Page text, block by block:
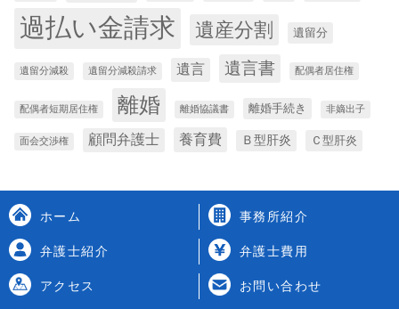
過払い金請求 遺産分割 遺留分
遺留分減殺 遺留分減殺請求 遺言 遺言書 配偶者居住権
配偶者短期居住権 離婚 離婚協議書 離婚手続き 非嫡出子
面会交渉権 顧問弁護士 養育費 Ｂ型肝炎 Ｃ型肝炎
ホーム 事務所紹介
弁護士紹介 弁護士費用
アクセス お問い合わせ